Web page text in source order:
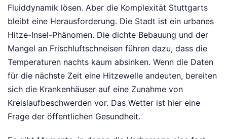
Fluiddynamik lösen. Aber die Komplexität Stuttgarts
bleibt eine Herausforderung. Die Stadt ist ein urbanes
Hitze-Insel-Phänomen. Die dichte Bebauung und der
Mangel an Frischluftschneisen führen dazu, dass die
Temperaturen nachts kaum absinken. Wenn die Daten
für die nächste Zeit eine Hitzewelle andeuten, bereiten
sich die Krankenhäuser auf eine Zunahme von
Kreislaufbeschwerden vor. Das Wetter ist hier eine
Frage der öffentlichen Gesundheit.